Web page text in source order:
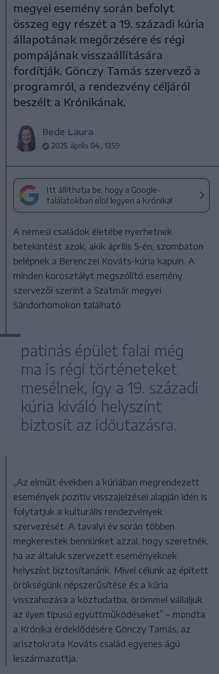
megyei esemény során befolyt
összeg egy részét a 19. századi kúria
állapotának megőrzésére és régi
pompájának visszaállítására
fordítják. Gönczy Tamás szervező a
programról, a rendezvény céljáról
beszélt a Krónikának.
Bede Laura
2025. április 04., 13:59
Itt állíthatja be, hogy a Google-
találatokban elöl legyen a Krónika!
A nemesi családok életébe nyerhetnek
betekintést azok, akik április 5-én, szombaton
belépnek a Berenczei Kováts-kúria kapuin. A
minden korosztályt megszólító esemény
szervezői szerint a Szatmár megyei
Sándorhomokon található
patinás épület falai még
ma is régi történeteket
mesélnek, így a 19. századi
kúria kiváló helyszínt
biztosít az időutazásra.
„Az elmúlt években a kúriában megrendezett
események pozitív visszajelzései alapján idén is
folytatjuk a kulturális rendezvények
szervezését. A tavalyi év során többen
megkerestek bennünket azzal, hogy szeretnék,
ha az általuk szervezett eseményeknek
helyszínt biztosítanánk. Mivel célunk az épített
örökségünk népszerűsítése és a kúria
visszahozása a köztudatba, örömmel vállaljuk
az ilyen típusú együttműködéseket” – mondta
a Krónika érdeklődésére Gönczy Tamás, az
arisztokrata Kováts család egyenes ágú
leszármazottja.